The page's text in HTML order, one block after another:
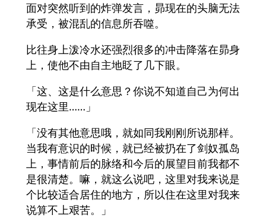
面对突然听到的炸弹发言，昴现在的头脑无法
承受，被混乱的信息所吞噬。
比往身上泼冷水还强烈很多的冲击降落在昴身
上，使他不由自主地眨了几下眼。
「这、这是什么意思？你说不知道自己为何出
现在这里……」
「没有其他意思哦，就如同我刚刚所说那样。
当我有意识的时候，就已经被扔在了剑奴孤岛
上，事情前后的脉络和今后的展望目前我都不
是很清楚。嘛，就这么说吧，这里对我来说是
个比较适合居住的地方，所以住在这里对我来
说算不上艰苦。」